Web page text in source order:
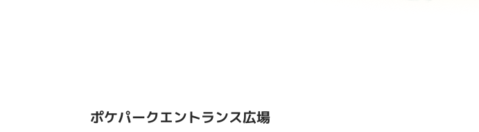
ポケパークエントランス広場